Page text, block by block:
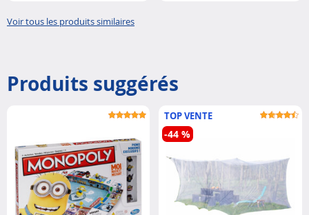
Voir tous les produits similaires
Produits suggérés
TOP VENTE
-44 %